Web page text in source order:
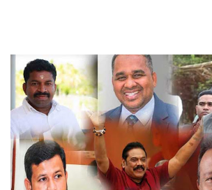
ர
ஆட்சிக்கா
முதற்படி!
நம்பிக்கை